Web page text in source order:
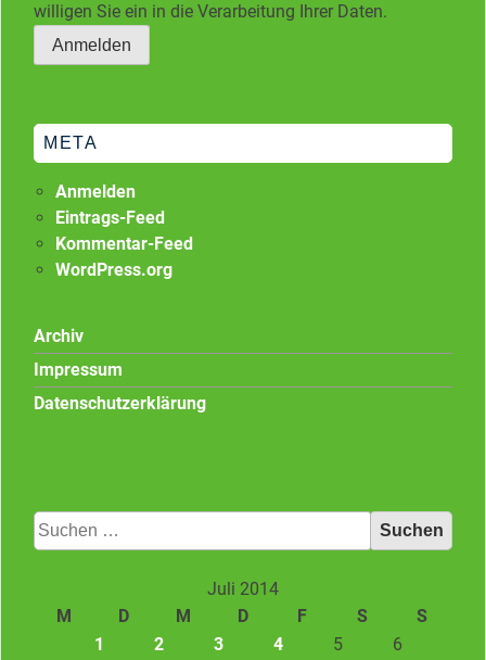
willigen Sie ein in die Verarbeitung Ihrer Daten.
META
Anmelden
Eintrags-Feed
Kommentar-Feed
WordPress.org
Archiv
Impressum
Datenschutzerklärung
Suchen
nach:
Juli 2014
M
D M D F S
S
1
2 3 4 5
6